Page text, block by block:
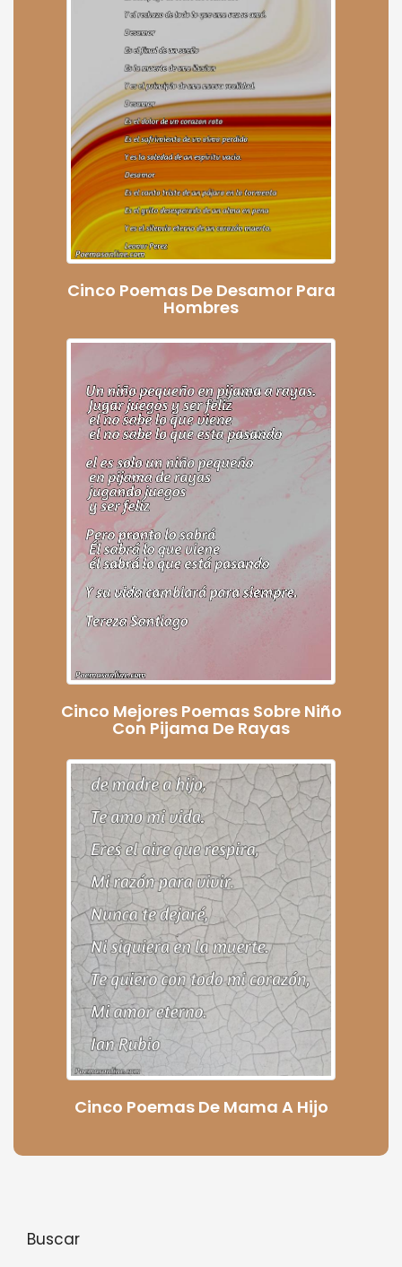
Cinco Poemas De Desamor Para
Hombres
Cinco Mejores Poemas Sobre Niño
Con Pijama De Rayas
Cinco Poemas De Mama A Hijo
Buscar